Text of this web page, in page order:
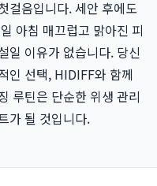
걸음입니다. 세안 후에도
아침 매끄럽고 맑아진 피
일 이유가 없습니다. 당신
인 선택, HIDIFF와 함께
루틴은 단순한 위생 관리
가 될 것입니다.